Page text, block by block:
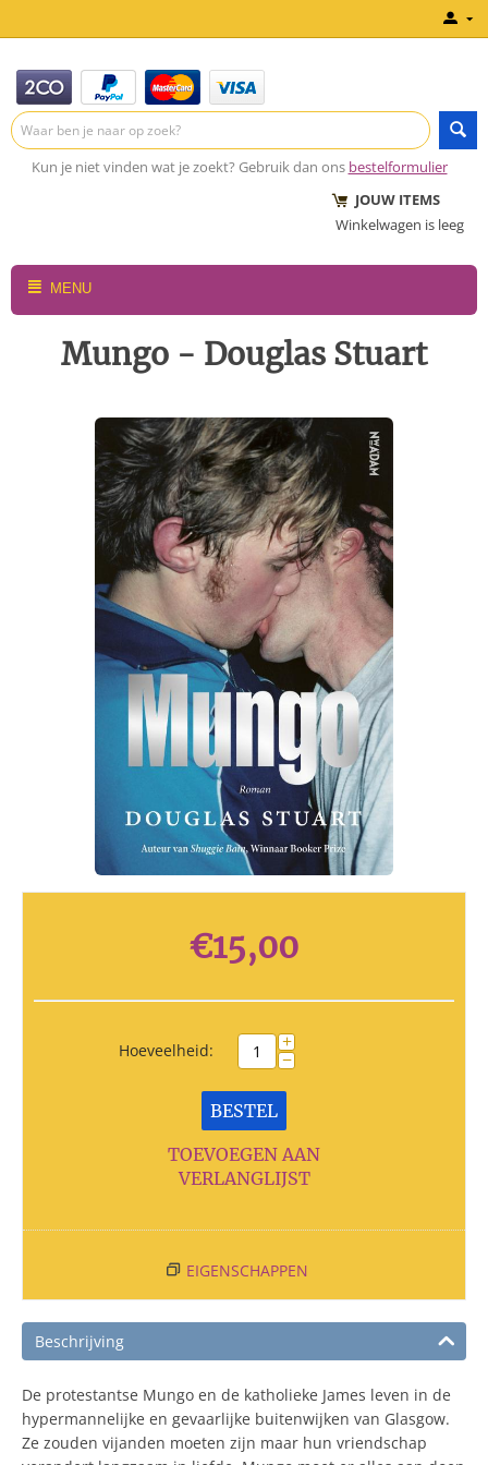
Kun je niet vinden wat je zoekt? Gebruik dan ons bestelformulier
JOUW ITEMS
Winkelwagen is leeg
MENU
Mungo - Douglas Stuart
€15,00
Hoeveelheid: +
−
BESTEL
TOEVOEGEN AAN
VERLANGLIJST
EIGENSCHAPPEN
Beschrijving
De protestantse Mungo en de katholieke James leven in de
hypermannelijke en gevaarlijke buitenwijken van Glasgow.
Ze zouden vijanden moeten zijn maar hun vriendschap